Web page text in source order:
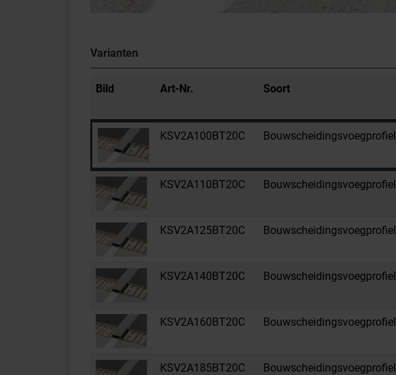
Varianten
Bild Art-Nr. Soort
KSV2A100BT20C Bouwscheidingsvoegprofiel
KSV2A110BT20C Bouwscheidingsvoegprofiel
KSV2A125BT20C Bouwscheidingsvoegprofiel
KSV2A140BT20C Bouwscheidingsvoegprofiel
KSV2A160BT20C Bouwscheidingsvoegprofiel
KSV2A185BT20C Bouwscheidingsvoegprofiel